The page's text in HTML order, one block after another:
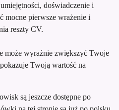
doświadczenie i
mocne pierwsze wrażenie i
reszty CV.
może wyraźnie zwiększyć Twoje
Twoją wartość na
są jeszcze dostępne po